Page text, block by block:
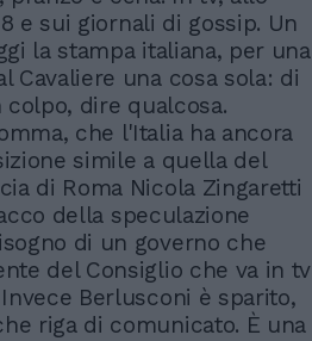
e sui giornali di gossip. Un
la stampa italiana, per una
Cavaliere una cosa sola: di
dire qualcosa.
che l'Italia ha ancora
simile a quella del
di Roma Nicola Zingaretti
della speculazione
di un governo che
del Consiglio che va in tv
Berlusconi è sparito,
riga di comunicato. È una